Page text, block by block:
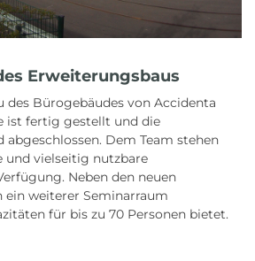
Erweiterungsbaus
des Bürogebäudes von Accidenta
ist fertig gestellt und die
abgeschlossen. Dem Team stehen
und vielseitig nutzbare
Neben den neuen
ein weiterer Seminarraum
für bis zu 70 Personen bietet.